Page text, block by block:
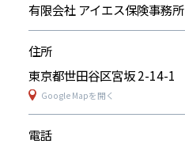
有限会社 アイエス保険事務所
住所
東京都世田谷区宮坂 2-14-1
Google Mapを開く
電話